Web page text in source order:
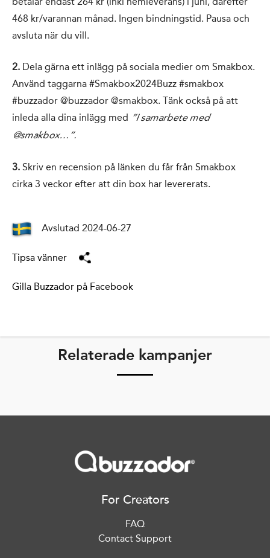
468 kr/varannan månad. Ingen bindningstid. Pausa och
avsluta när du vill.
2. Dela gärna ett inlägg på sociala medier om Smakbox.
Använd taggarna #Smakbox2024Buzz #smakbox
#buzzador @buzzador @smakbox. Tänk också på att
inleda alla dina inlägg med ”I samarbete med
@smakbox…”.
3. Skriv en recension på länken du får från Smakbox
cirka 3 veckor efter att din box har levererats.
Avslutad 2024-06-27
Tipsa vänner
Gilla Buzzador på Facebook
Relaterade kampanjer
For Creators
FAQ
Contact Support